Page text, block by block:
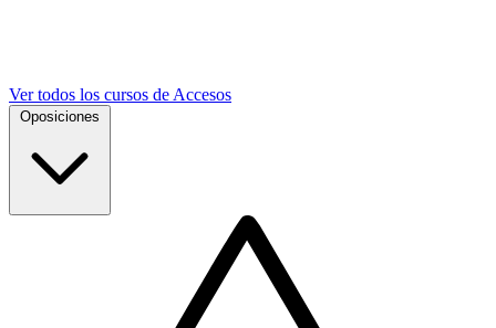
Ver todos los cursos de Accesos
Oposiciones